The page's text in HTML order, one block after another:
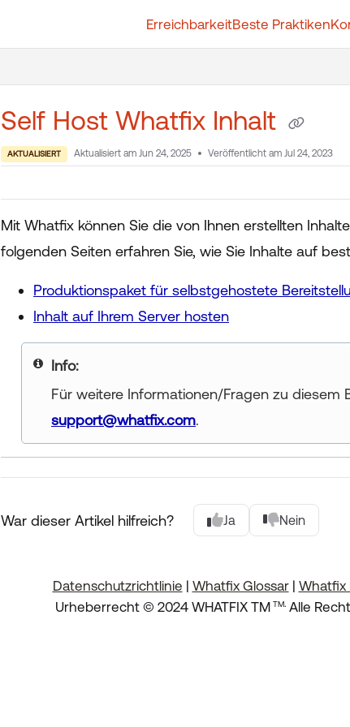
ErreichbarkeitBeste Praktiken
Self Host Whatfix Inhalt
AKTUALISIERT Aktualisiert am Jun 24, 2025 Veröffentlicht am Jul 24, 2023
Mit Whatfix können Sie die von Ihnen erstellten
folgenden Seiten erfahren Sie, wie Sie Inhalte auf
Produktionspaket für selbstgehostete
Inhalt auf Ihrem Server hosten
your title goes here
Für weitere Informationen/Fragen zu diesem
support@whatfix.com.
War dieser Artikel hilfreich? Ja Nein
Datenschutzrichtlinie | Whatfix Glossar| Whatfix
Urheberrecht © 2024 WHATFIX TM TM. Alle